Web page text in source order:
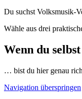
Du suchst Volksmusik-
Wähle aus drei
Wenn du
… bist du hier genau
Navigation überspringen